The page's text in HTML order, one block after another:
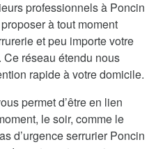
professionnels à Poncin
à tout moment
et peu importe votre
réseau étendu nous
rapide à votre domicile.
permet d’être en lien
le soir, comme le
d’urgence serrurier Poncin